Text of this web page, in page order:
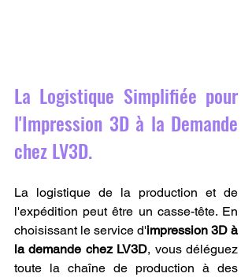
La Logistique Simplifiée pour
l'Impression 3D à la Demande
chez LV3D.
La logistique de la production et de
l'expédition peut être un casse-tête. En
choisissant le service d'impression 3D à
la demande chez LV3D, vous déléguez
toute la chaîne de production à des